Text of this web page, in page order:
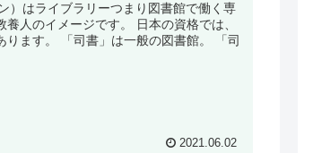
）はライブラリーつまり図書館で働く専
人のイメージです。 日本の資格では、
ります。 「司書」は一般の図書館。 「司
2021.06.02